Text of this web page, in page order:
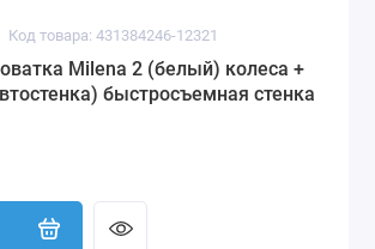
Код товара: 431384246-12321
Milena 2 (белый) колеса +
быстросъемная стенка